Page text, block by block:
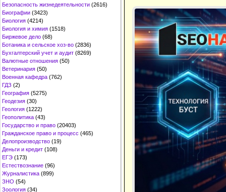
Безопасность жизнедеятельности (2616)
Биографии (3423)
Биология (4214)
Биология и химия (1518)
Биржевое дело (68)
Ботаника и сельское хоз-во (2836)
Бухгалтерский учет и аудит (8269)
Валютные отношения (50)
Ветеринария (50)
Военная кафедра (762)
ГДЗ (2)
География (5275)
Геодезия (30)
Геология (1222)
Геополитика (43)
Государство и право (20403)
Гражданское право и процесс (465)
Делопроизводство (19)
Деньги и кредит (108)
ЕГЭ (173)
Естествознание (96)
Журналистика (899)
ЗНО (54)
Зоология (34)